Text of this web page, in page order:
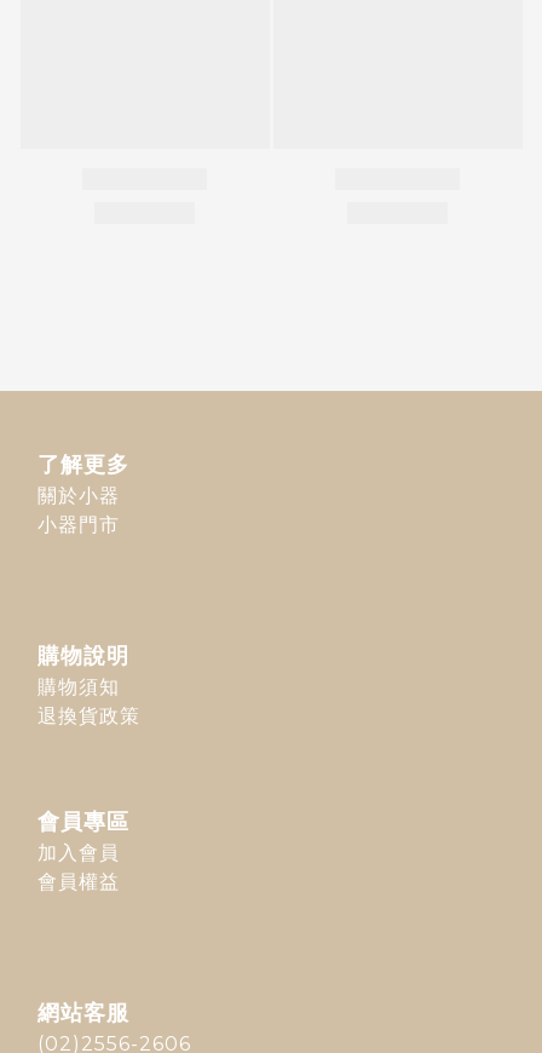
了解更多
關於小器
小器門市
購物說明
購物須知
退換貨政策
會員專區
加入會員
會員權益
網站客服
(02)2556-2606